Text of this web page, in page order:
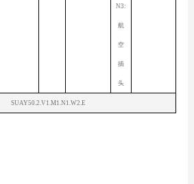
N3:
航
空
插
头
SUAY50.2.V1.M1.N1.W2.E